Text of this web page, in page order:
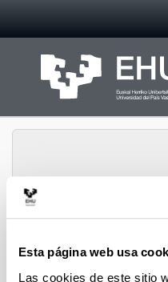
Esta página web usa
Las cookies de este sitio
Grupo de
Rewest